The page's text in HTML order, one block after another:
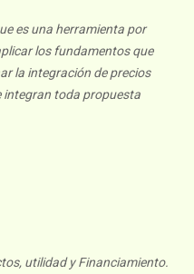
es una herramienta por
los fundamentos que
la integración de precios
integran toda propuesta
utilidad y Financiamiento.